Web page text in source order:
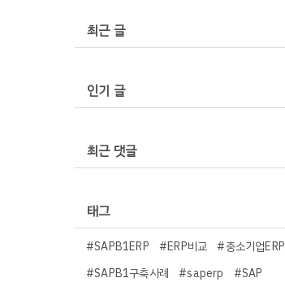
최근 글
인기 글
최근 댓글
태그
#SAPB1ERP #ERP비교 #중소기업ERP
#SAPB1구축사례
#saperp
#SAP